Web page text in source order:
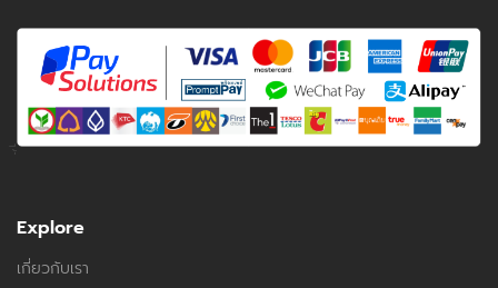
Explore
เกี่ยวกับเรา